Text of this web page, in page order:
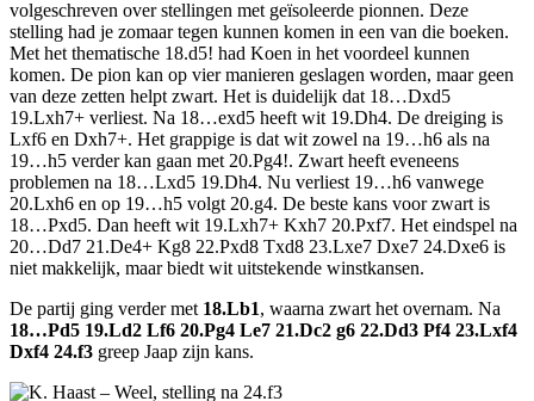
volgeschreven over stellingen met geïsoleerde pionnen. Deze
stelling had je zomaar tegen kunnen komen in een van die boeken.
Met het thematische 18.d5! had Koen in het voordeel kunnen
komen. De pion kan op vier manieren geslagen worden, maar geen
van deze zetten helpt zwart. Het is duidelijk dat 18…Dxd5
19.Lxh7+ verliest. Na 18…exd5 heeft wit 19.Dh4. De dreiging is
Lxf6 en Dxh7+. Het grappige is dat wit zowel na 19…h6 als na
19…h5 verder kan gaan met 20.Pg4!. Zwart heeft eveneens
problemen na 18…Lxd5 19.Dh4. Nu verliest 19…h6 vanwege
20.Lxh6 en op 19…h5 volgt 20.g4. De beste kans voor zwart is
18…Pxd5. Dan heeft wit 19.Lxh7+ Kxh7 20.Pxf7. Het eindspel na
20…Dd7 21.De4+ Kg8 22.Pxd8 Txd8 23.Lxe7 Dxe7 24.Dxe6 is
niet makkelijk, maar biedt wit uitstekende winstkansen.
De partij ging verder met 18.Lb1, waarna zwart het overnam. Na
18…Pd5 19.Ld2 Lf6 20.Pg4 Le7 21.Dc2 g6 22.Dd3 Pf4 23.Lxf4
Dxf4 24.f3 greep Jaap zijn kans.